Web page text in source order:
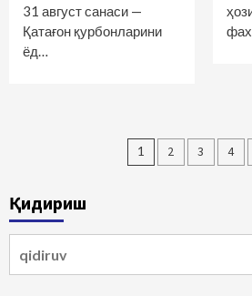
31 август санаси —
Қатағон қурбонларини
ёд…
Maqolalar
1 2 3 4
Қидириш